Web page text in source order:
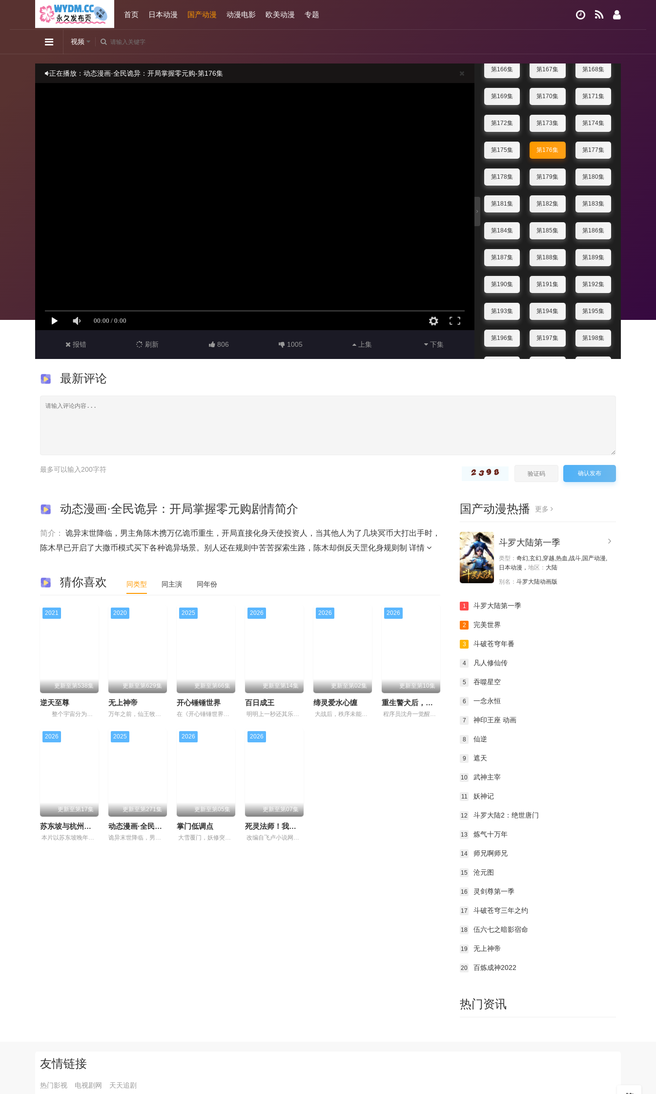
首页 日本动漫 国产动漫 动漫电影 欧美动漫 专题
视频
正在播放：动态漫画·全民诡异：开局掌握零元购-第176集
报错 刷新 806 1005 上集 下集
第162集
第166集 第167集 第168集
第169集 第170集 第171集
第172集 第173集 第174集
第175集 第176集 第177集
第178集 第179集 第180集
第181集 第182集 第183集
第184集 第185集 第186集
第187集 第188集 第189集
第190集 第191集 第192集
第193集 第194集 第195集
第196集 第197集 第198集
第211集 第212集 第213集
第220集
第223集 第224集
第226集
第232集
第235集
第247集
第256集
第262集
第271集
最新评论
最多可以输入200字符 确认发布
动态漫画·全民诡异：开局掌握零元购剧情简介
简介：
诡异末世降临，男主角陈木携万亿诡币重生，开局直接化身天使投资人，当其他人为了几块冥币大打出手时，
陈木早已开启了大撒币模式买下各种诡异场景。别人还在规则中苦苦探索生路，陈木却倒反天罡化身规则制 详情
猜你喜欢 同类型 同主演 同年份
2021
更新至第538集
逆天至尊
整个宇宙分为域内宇宙和域外宇宙，两个宇宙彼此为敌，域外宇宙由天魔统治，域内宇宙分为神界，仙界，凡间。 在宇宙中，像天罚大陆这样的凡间位面，数不胜数，其统称为：九天星域。九天星域中，九大仙
2020
更新至第629集
无上神帝
万年之前，仙王牧云因持有诛仙图而遭人暗算，残魂沉睡万年之后，在天运大陆南云帝国有名的“废物牧云”身上觉醒。牧云初醒，就受到了学生妙仙语的刻意刁难，牧云轻松的就化解了妙仙语的陷阱，并举一反三的说出了更多
2025
更新至第66集
开心锤锤世界
在《开心锤锤世界》，生活着乐观善良的少年锤锤和他性格各异的家人朋友们，他们在日常琐事中脑洞大开，以充满趣味的方式应对生活琐事或难题，碰撞出欢乐的火花。在用幽默为你带来欢乐的同时，传递满满正能
2026
更新至第14集
百日成王
明明上一秒还其乐融融的餐厅，下一秒竟然血流成河……明明是爱民如子的君王下一秒竟然变成嗜血凶兽……“明”失去了一切在乎的人，这个糟糕的王真的很糟糕！我要向他复仇！等等，你是说面前这个只剩10
2026
更新至第02集
缔灵爱水心缠
大战后，秩序未能恢复，世界陷入混乱。混沌从深渊崛起，黑暗如潮水般吞噬大地……缔默完成了命运的蜕变——她不再是被守护的少女，而是手持万灵缔杖的“万灵神女”，以温柔而坚定的力量守护人间与仙境。
2026
更新至第10集
重生警犬后，我成了名侦探？
程序员沈舟一觉醒来变成哈士奇，还被当成警犬送进警局。为了变回人，他绑定“警犬系统”，破一案进一步，从此踏上破案攒进度之路。深夜巷战持刀歹徒、菜市场识破盗窃惯犯、狗肉馆卧底端掉走私团伙、荒村
2026
更新至第17集
苏东坡与杭州的故事
本片以苏东坡晚年第二次赴任杭州，与老友佛印（一心想将苏东坡渡入佛门）、辽国女粉丝耶律云（原型为高丽使者之子金富轼与金富辙合二为一，女扮男装、化名萧子云，千里迢迢赶赴杭州，试图将苏东坡请回辽
2025
更新至第271集
动态漫画·全民诡异：开局掌握零元购
诡异末世降临，男主角陈木携万亿诡币重生，开局直接化身天使投资人，当其他人为了几块冥币大打出手时，陈木早已开启了大撒币模式买下各种诡异场景。别人还在规则中苦苦探索生路，陈木却倒反天罡化身规则制
2026
更新至第05集
掌门低调点
大雪覆门，妖修突袭，屠尽墨门，少年路朝歌痛失至亲，绝境之中觉醒绑定逆天系统，靠水系启灵死里逃生，立誓肃清世间妖邪。十年蛰伏苦修，他困于初境寸步难行，一朝契机重启系统，携妹妹路冬梨下山寻灵草
2026
更新至第07集
死灵法师！我即是天灾
改编自飞卢小说网同名小说。 游戏降临现实，世界规则颠覆，人类进入全民转职时代。机遇之下暗流汹涌，深渊的魔族和龙族同样觊觎新世界，与人类展开旷日持久的战争。 穿越者林默语转职成为该世界唯一隐
国产动漫热播 更多
斗罗大陆第一季
类型： 奇幻,玄幻,穿越,热血,战斗,国产动漫,
日本动漫， 地区： 大陆
别名： 斗罗大陆动画版
1 斗罗大陆第一季
2 完美世界
3 斗破苍穹年番
4 凡人修仙传
5 吞噬星空
6 一念永恒
7 神印王座 动画
8 仙逆
9 遮天
10 武神主宰
11 妖神记
12 斗罗大陆2：绝世唐门
13 炼气十万年
14 师兄啊师兄
15 沧元图
16 灵剑尊第一季
17 斗破苍穹三年之约
18 伍六七之暗影宿命
19 无上神帝
20 百炼成神2022
热门资讯
友情链接
热门影视 电视剧网 天天追剧